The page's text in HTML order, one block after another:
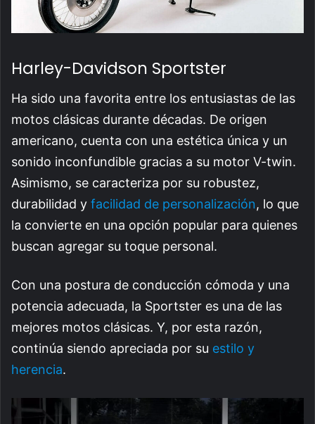
Harley-Davidson Sportster
Ha sido una favorita entre los entusiastas de las
motos clásicas durante décadas. De origen
americano, cuenta con una estética única y un
sonido inconfundible gracias a su motor V-twin.
Asimismo, se caracteriza por su robustez,
durabilidad y facilidad de personalización, lo que
la convierte en una opción popular para quienes
buscan agregar su toque personal.
Con una postura de conducción cómoda y una
potencia adecuada, la Sportster es una de las
mejores motos clásicas. Y, por esta razón,
continúa siendo apreciada por su estilo y
herencia.